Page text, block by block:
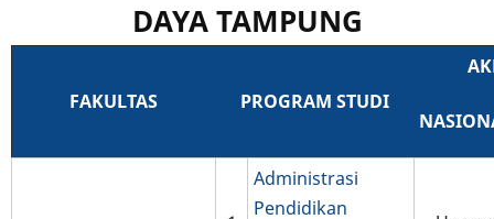
DAYA TAMPUNG
FAKULTAS PROGRAM STUDI
Administrasi
Pendidikan